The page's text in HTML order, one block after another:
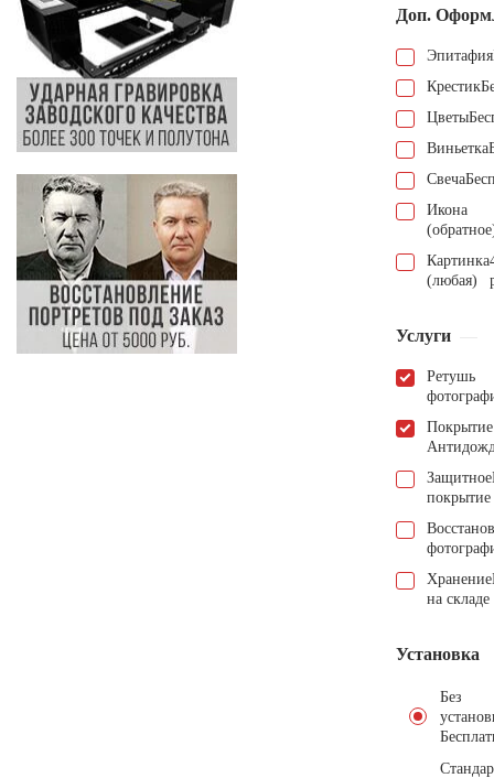
Доп.
Эпитафия
Крестик
Цветы
Виньетка
Свеча
Икона
Картинка
(любая)
Услуги
Ретушь
Покрытие
Защитное
покрытие
Хранение
на складе
Установка
Без